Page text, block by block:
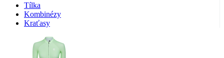
Tílka
Kombinézy
Kraťasy